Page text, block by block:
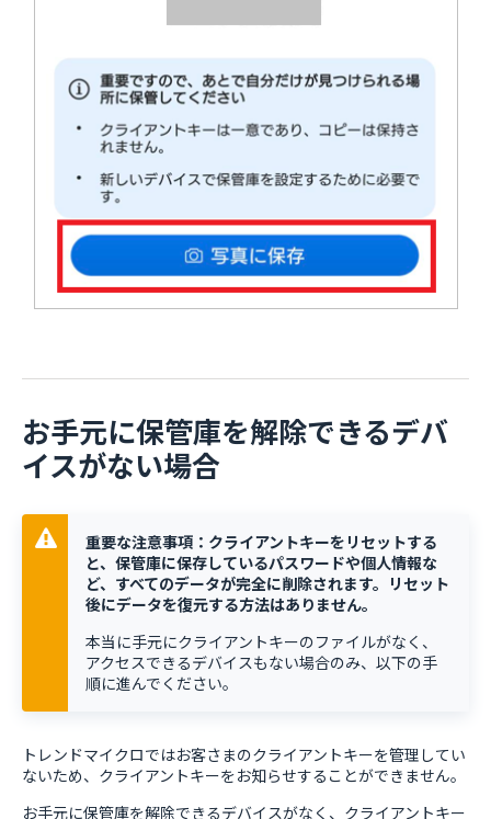
お手元に保管庫を解除できるデバ
イスがない場合
重要な注意事項：クライアントキーをリセットする
と、保管庫に保存しているパスワードや個人情報な
ど、すべてのデータが完全に削除されます。リセット
後にデータを復元する方法はありません。
本当に手元にクライアントキーのファイルがなく、
アクセスできるデバイスもない場合のみ、以下の手
順に進んでください。
トレンドマイクロではお客さまのクライアントキーを管理してい
ないため、クライアントキーをお知らせすることができません。
お手元に保管庫を解除できるデバイスがなく、クライアントキー